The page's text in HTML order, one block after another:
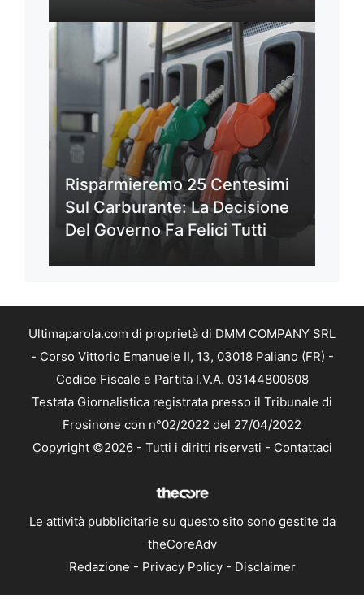
Risparmieremo 25 Centesimi
Sul Carburante: La Decisione
Del Governo Fa Felici Tutti
Ultimaparola.com di proprietà di DMM COMPANY SRL
- Corso Vittorio Emanuele II, 13, 03018 Paliano (FR) -
Codice Fiscale e Partita I.V.A. 03144800608
Testata Giornalistica registrata presso il Tribunale di
Frosinone con n°02/2022 del 27/04/2022
Copyright ©2026 - Tutti i diritti riservati - Contattaci
Le attività pubblicitarie su questo sito sono gestite da
theCoreAdv
Redazione - Privacy Policy- Disclaimer